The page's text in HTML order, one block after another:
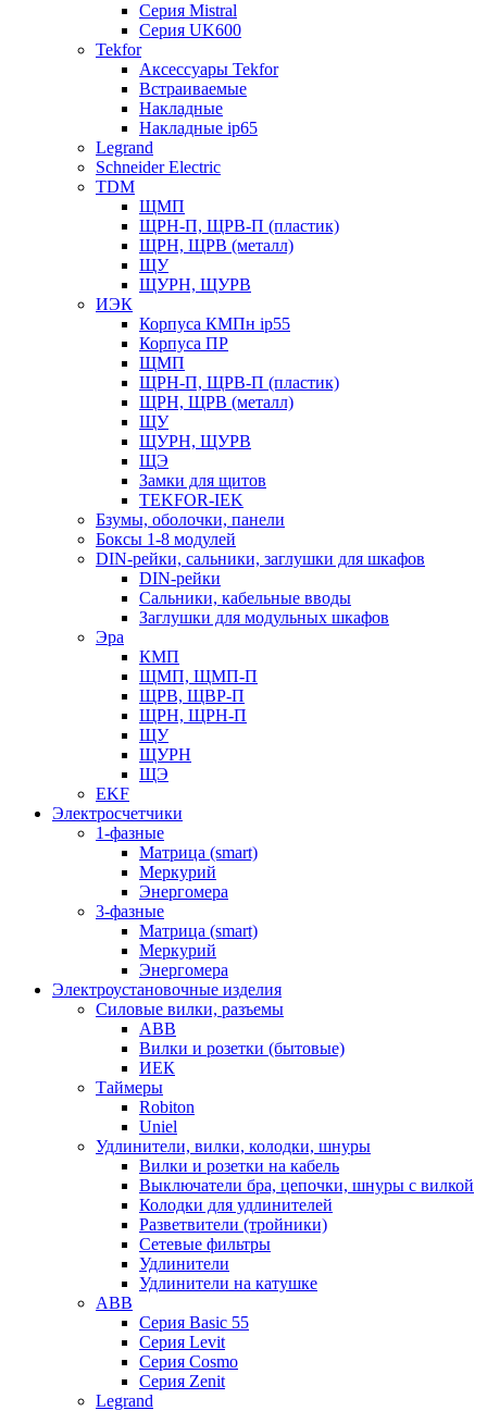
Серия Mistral
Серия UK600
Tekfor
Аксессуары Tekfor
Встраиваемые
Накладные
Накладные ip65
Legrand
Schneider Electric
TDM
ЩМП
ЩРН-П, ЩРВ-П (пластик)
ЩРН, ЩРВ (металл)
ЩУ
ЩУРН, ЩУРВ
ИЭК
Корпуса КМПн ip55
Корпуса ПР
ЩМП
ЩРН-П, ЩРВ-П (пластик)
ЩРН, ЩРВ (металл)
ЩУ
ЩУРН, ЩУРВ
ЩЭ
Замки для щитов
TEKFOR-IEK
Бзумы, оболочки, панели
Боксы 1-8 модулей
DIN-рейки, сальники, заглушки для шкафов
DIN-рейки
Сальники, кабельные вводы
Заглушки для модульных шкафов
Эра
КМП
ЩМП, ЩМП-П
ЩРВ, ЩВР-П
ЩРН, ЩРН-П
ЩУ
ЩУРН
ЩЭ
EKF
Электросчетчики
1-фазные
Матрица (smart)
Меркурий
Энергомера
3-фазные
Матрица (smart)
Меркурий
Энергомера
Электроустановочные изделия
Силовые вилки, разъемы
ABB
Вилки и розетки (бытовые)
ИЕК
Таймеры
Robiton
Uniel
Удлинители, вилки, колодки, шнуры
Вилки и розетки на кабель
Выключатели бра, цепочки, шнуры с вилкой
Колодки для удлинителей
Разветвители (тройники)
Сетевые фильтры
Удлинители
Удлинители на катушке
ABB
Серия Basic 55
Серия Levit
Серия Cosmo
Серия Zenit
Legrand